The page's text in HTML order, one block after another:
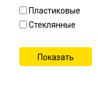
Пластиковые
Стеклянные